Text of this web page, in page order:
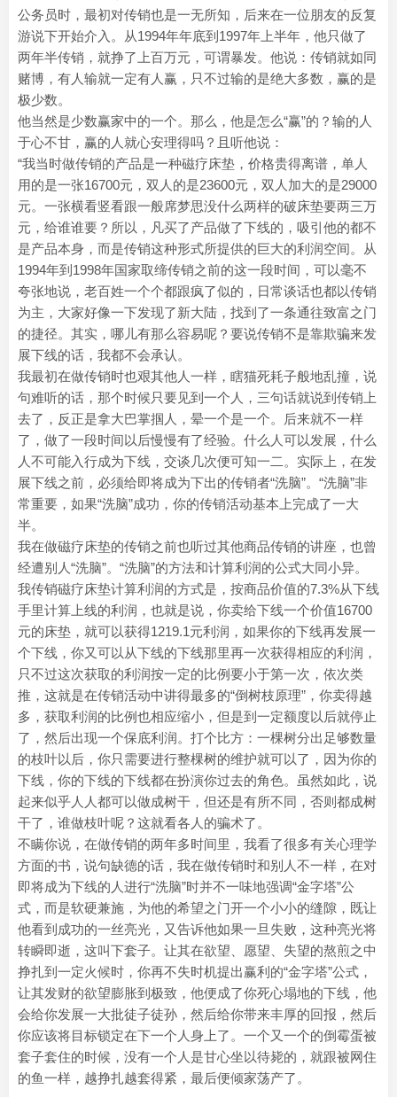
公务员时，最初对传销也是一无所知，后来在一位朋友的反复
游说下开始介入。从1994年年底到1997年上半年，他只做了
两年半传销，就挣了上百万元，可谓暴发。他说：传销就如同
赌博，有人输就一定有人赢，只不过输的是绝大多数，赢的是
极少数。
他当然是少数赢家中的一个。那么，他是怎么“赢”的？输的人
于心不甘，赢的人就心安理得吗？且听他说：
“我当时做传销的产品是一种磁疗床垫，价格贵得离谱，单人
用的是一张16700元，双人的是23600元，双人加大的是29000
元。一张横看竖看跟一般席梦思没什么两样的破床垫要两三万
元，给谁谁要？所以，凡买了产品做了下线的，吸引他的都不
是产品本身，而是传销这种形式所提供的巨大的利润空间。从
1994年到1998年国家取缔传销之前的这一段时间，可以毫不
夸张地说，老百姓一个个都跟疯了似的，日常谈话也都以传销
为主，大家好像一下发现了新大陆，找到了一条通往致富之门
的捷径。其实，哪儿有那么容易呢？要说传销不是靠欺骗来发
展下线的话，我都不会承认。
我最初在做传销时也艰其他人一样，瞎猫死耗子般地乱撞，说
句难听的话，那个时候只要见到一个人，三句话就说到传销上
去了，反正是拿大巴掌掴人，晕一个是一个。后来就不一样
了，做了一段时间以后慢慢有了经验。什么人可以发展，什么
人不可能入行成为下线，交谈几次便可知一二。实际上，在发
展下线之前，必须给即将成为下出的传销者“洗脑”。“洗脑”非
常重要，如果“洗脑”成功，你的传销活动基本上完成了一大
半。
我在做磁疗床垫的传销之前也听过其他商品传销的讲座，也曾
经遭别人“洗脑”。“洗脑”的方法和计算利润的公式大同小异。
我传销磁疗床垫计算利润的方式是，按商品价值的7.3%从下线
手里计算上线的利润，也就是说，你卖给下线一个价值16700
元的床垫，就可以获得1219.1元利润，如果你的下线再发展一
个下线，你又可以从下线的下线那里再一次获得相应的利润，
只不过这次获取的利润按一定的比例要小于第一次，依次类
推，这就是在传销活动中讲得最多的“倒树枝原理”，你卖得越
多，获取利润的比例也相应缩小，但是到一定额度以后就停止
了，然后出现一个保底利润。打个比方：一棵树分出足够数量
的枝叶以后，你只需要进行整棵树的维护就可以了，因为你的
下线，你的下线的下线都在扮演你过去的角色。虽然如此，说
起来似乎人人都可以做成树干，但还是有所不同，否则都成树
干了，谁做枝叶呢？这就看各人的骗术了。
不瞒你说，在做传销的两年多时间里，我看了很多有关心理学
方面的书，说句缺德的话，我在做传销时和别人不一样，在对
即将成为下线的人进行“洗脑”时并不一味地强调“金字塔”公
式，而是软硬兼施，为他的希望之门开一个小小的缝隙，既让
他看到成功的一丝亮光，又告诉他如果一旦失败，这种亮光将
转瞬即逝，这叫下套子。让其在欲望、愿望、失望的熬煎之中
挣扎到一定火候时，你再不失时机提出赢利的“金字塔”公式，
让其发财的欲望膨胀到极致，他便成了你死心塌地的下线，他
会给你发展一大批徒子徒孙，然后给你带来丰厚的回报，然后
你应该将目标锁定在下一个人身上了。一个又一个的倒霉蛋被
套子套住的时候，没有一个人是甘心坐以待毙的，就跟被网住
的鱼一样，越挣扎越套得紧，最后便倾家荡产了。